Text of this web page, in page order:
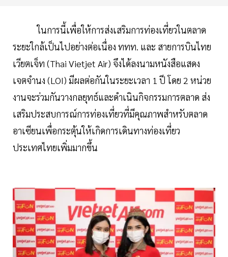
ในการนี้เพื่อให้การส่งเสริมการท่องเที่ยวในตลาด
ระยะใกล้เป็นไปอย่างต่อเนื่อง ททท. และ สายการบินไทย
เวียตเจ็ท (Thai Vietjet Air) จึงได้ลงนามหนังสือแสดง
เจตจำนง (LOI) มีผลต่อกันในระยะเวลา 1 ปี โดย 2 หน่วย
งานจะร่วมกันวางกลยุทธ์และดำเนินกิจกรรมการตลาด ส่ง
เสริมประสบการณ์การท่องเที่ยวที่มีคุณภาพสำหรับตลาด
อาเซียนเพื่อกระตุ้นให้เกิดการเดินทางท่องเที่ยว
ประเทศไทยเพิ่มมากขึ้น